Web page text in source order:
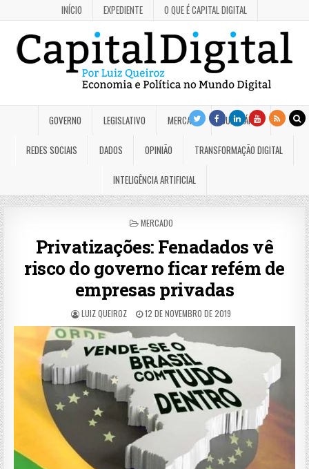
INÍCIO EXPEDIENTE O QUE É CAPITAL DIGITAL
GOVERNO LEGISLATIVO MERCADO JUDICIÁRIO
REDES SOCIAIS DADOS OPINIÃO TRANSFORMAÇÃO DIGITAL
INTELIGÊNCIA ARTIFICIAL
POSTED
MERCADO
Privatizações: Fenadados vê
risco do governo ficar refém de
empresas privadas
LUIZ QUEIROZ 12 DE NOVEMBRO DE 2019